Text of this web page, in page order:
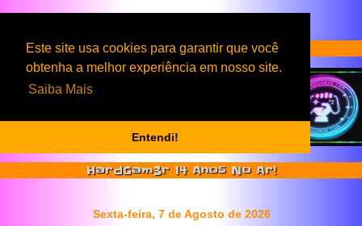
Este site usa cookies para garantir que você
obtenha a melhor experiência em nosso site.
Saiba Mais
Entendi!
Serviços & Produtos HardGam3r
HardGam3r 14 Anos No Ar!